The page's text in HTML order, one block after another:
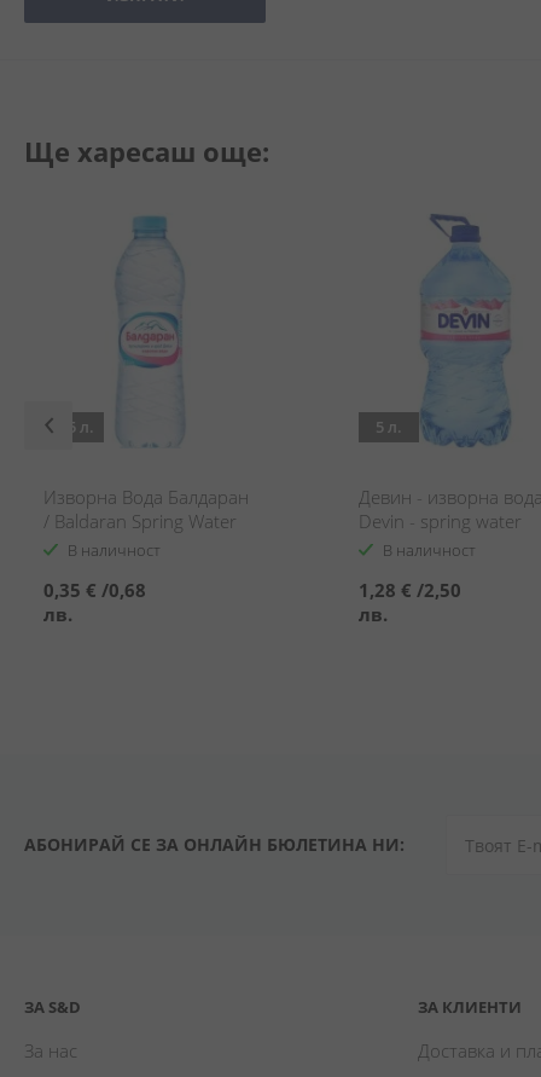
Ще харесаш още:
0.5 л.
Изворна Вода Балдаран
/ Baldaran Spring Water
В наличност
0,35 € /0,68
лв.
5 л.
Девин - изворна
Devin - spring water
В наличност
1,28 € /2,50
лв.
АБОНИРАЙ СЕ ЗА ОНЛАЙН БЮЛЕТИНА НИ:
ЗА S&D
За нас
ЗА КЛИЕНТИ
Доставка и